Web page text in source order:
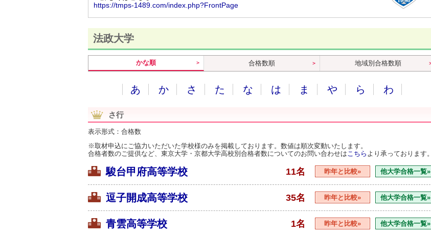
法政大学
かな順 合格数順 地域別合格数順
あ か さ た な は ま や ら わ
さ行
表示形式：合格数
※取材申込にご協力いただいた学校様のみを掲載しております。数値は順次変動いたします。
合格者数のご提供など、東京大学・京都大学高校別合格者数についてのお問い合わせは こちら より承っております。
駿台甲府高等学校 11名 昨年と比較» 他大学合格一覧»
逗子開成高等学校 35名 昨年と比較» 他大学合格一覧»
青雲高等学校 1名 昨年と比較» 他大学合格一覧»